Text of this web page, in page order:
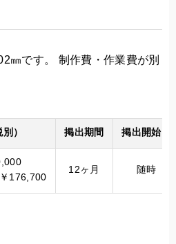
㎜です。 制作費・作業費が別
） 掲出期間 掲出開始日
176,700
12ヶ月 随時